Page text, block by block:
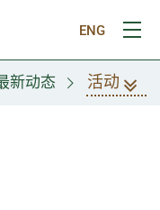
ENG
打
新动态 活动